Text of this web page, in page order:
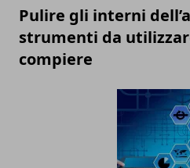
Pulire gli interni
strumenti da
compiere